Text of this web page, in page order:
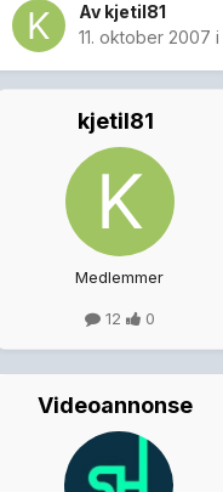
Av kjetil81
11. oktober 2007 i
kjetil81
Medlemmer
12 0
Videoannonse